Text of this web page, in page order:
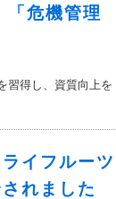
「危機管理
習得し、資質向上を
イフルーツ
れました